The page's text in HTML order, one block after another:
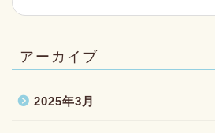
アーカイブ
2025年3月